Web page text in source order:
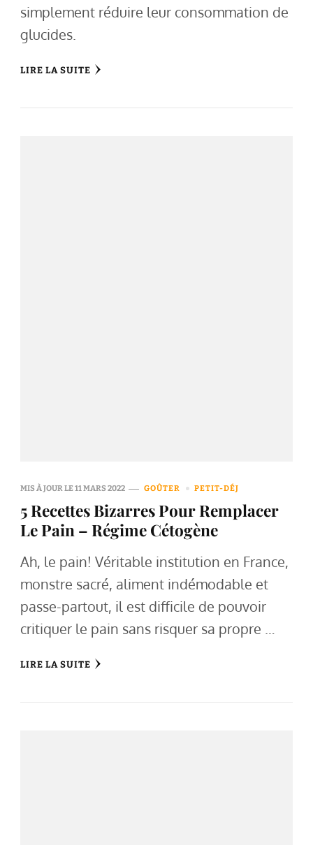
simplement réduire leur consommation de
glucides.
LIRE LA SUITE
MIS À JOUR LE11 MARS 2022 GOÛTER PETIT-DÉJ
5 Recettes Bizarres Pour Remplacer
Le Pain – Régime Cétogène
Ah, le pain! Véritable institution en France,
monstre sacré, aliment indémodable et
passe-partout, il est difficile de pouvoir
critiquer le pain sans risquer sa propre …
LIRE LA SUITE